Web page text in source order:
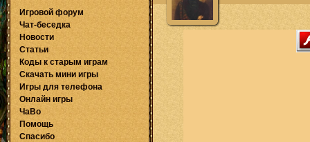
Игровой форум
Чат-беседка
Новости
Статьи
Коды к старым играм
Скачать мини игры
Игры для телефона
Онлайн игры
ЧаВо
Помощь
Спасибо